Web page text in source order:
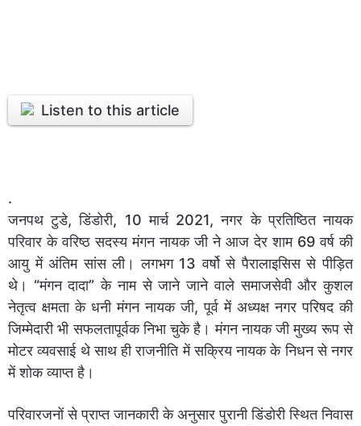
Listen to this article
.
जनपथ टुडे, डिंडोरी, 10 मार्च 2021, नगर के प्रतिष्ठित नायक
परिवार के वरिष्ठ सदस्य मंगन नायक जी ने आज देर शाम 69 वर्ष की
आयु में अंतिम सांस ली। लगभग 13 वर्षो से पैरालाइसिस से पीड़ित
थे। “मंगन दादा” के नाम से जाने जाने वाले समाजसेवी और कुशल
नेतृत्व क्षमता के धनी मंगन नायक जी, पूर्व में अध्यक्ष नगर परिषद की
जिम्मेदारी भी सफलतापूर्वक निभा चुके है। मंगन नायक जी मुख्य रूप से
मोटर व्यवसाई थे साथ ही राजनीति में सक्रिय नायक के निधन से नगर
में शोक व्याप्त है।
परिवारजनों से प्राप्त जानकारी के अनुसार पुरानी डिंडोरी स्थित निवास